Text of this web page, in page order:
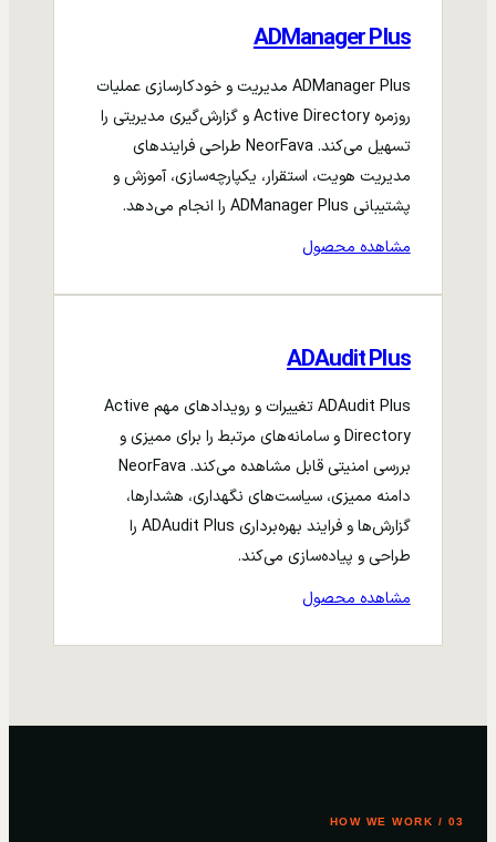
ADManager Plus
ADManager Plus مدیریت و خودکارسازی عملیات
روزمره Active Directory و گزارش‌گیری مدیریتی را
تسهیل می‌کند. NeorFava طراحی فرایندهای
مدیریت هویت، استقرار، یکپارچه‌سازی، آموزش و
پشتیبانی ADManager Plus را انجام می‌دهد.
مشاهده محصول
ADAudit Plus
ADAudit Plus تغییرات و رویدادهای مهم Active
Directory و سامانه‌های مرتبط را برای ممیزی و
بررسی امنیتی قابل مشاهده می‌کند. NeorFava
دامنه ممیزی، سیاست‌های نگهداری، هشدارها،
گزارش‌ها و فرایند بهره‌برداری ADAudit Plus را
طراحی و پیاده‌سازی می‌کند.
مشاهده محصول
03 / HOW WE WORK